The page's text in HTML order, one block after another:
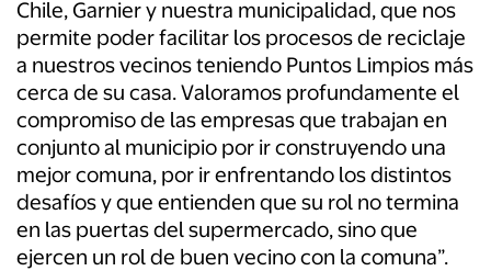
Chile, Garnier y nuestra municipalidad, que nos
permite poder facilitar los procesos de reciclaje
a nuestros vecinos teniendo Puntos Limpios más
cerca de su casa. Valoramos profundamente el
compromiso de las empresas que trabajan en
conjunto al municipio por ir construyendo una
mejor comuna, por ir enfrentando los distintos
desafíos y que entienden que su rol no termina
en las puertas del supermercado, sino que
ejercen un rol de buen vecino con la comuna”.